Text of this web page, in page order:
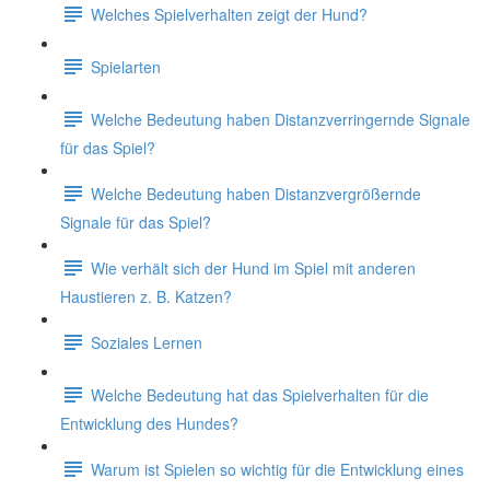
Welches Spielverhalten zeigt der Hund?
Spielarten
Welche Bedeutung haben Distanzverringernde Signale
für das Spiel?
Welche Bedeutung haben Distanzvergrößernde
Signale für das Spiel?
Wie verhält sich der Hund im Spiel mit anderen
Haustieren z. B. Katzen?
Soziales Lernen
Welche Bedeutung hat das Spielverhalten für die
Entwicklung des Hundes?
Warum ist Spielen so wichtig für die Entwicklung eines